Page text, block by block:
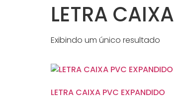
LETRA CAIXA
Exibindo um único resultado
LETRA CAIXA PVC EXPANDIDO